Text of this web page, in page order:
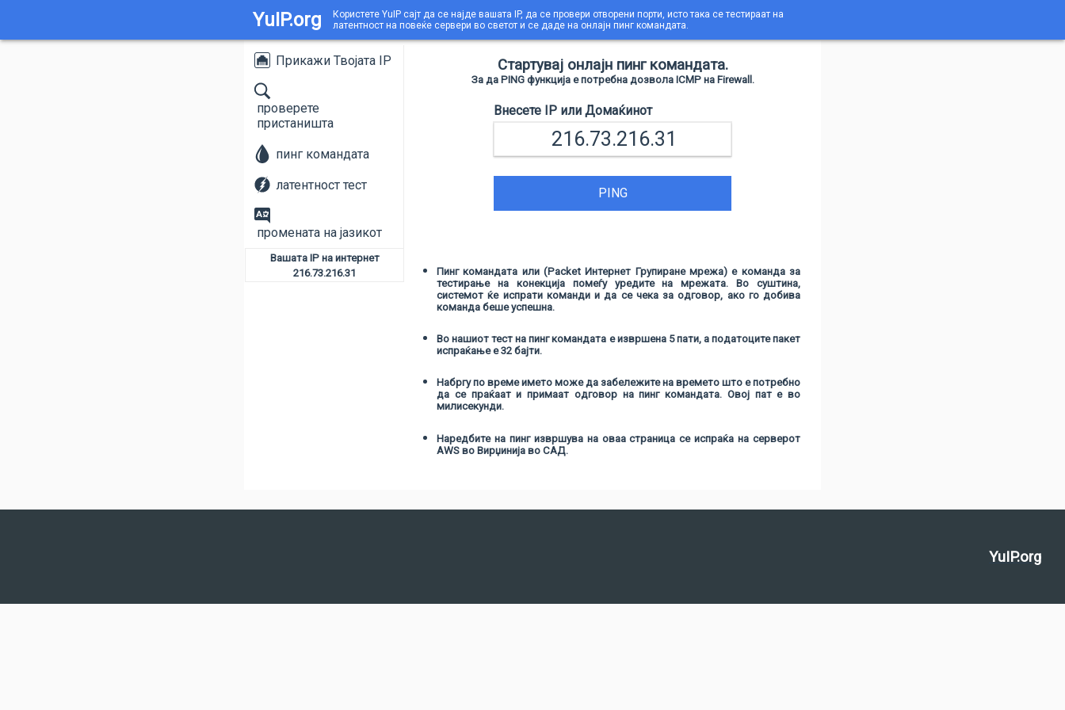
YuIP.org
Користете YuIP сајт да се најде вашата IP, да се провери отворени порти, исто така се тестираат на
латентност на повеќе сервери во светот и се даде на онлајн пинг командата.
Прикажи Твојата IP
проверете
пристаништа
пинг командата
латентност тест
промената на јазикот
Вашата IP на интернет
216.73.216.31
Стартувај онлајн пинг командата.
За да PING функција е потребна дозвола ICMP на Firewall.
Внесете IP или Домаќинот
PING
Пинг командата или (Packet Интернет Групиране мрежа) е команда за
тестирање на конекција помеѓу уредите на мрежата. Во суштина,
системот ќе испрати команди и да се чека за одговор, ако го добива
команда беше успешна.
Во нашиот тест на пинг командата е извршена 5 пати, а податоците пакет
испраќање е 32 бајти.
Набргу по време името може да забележите на времето што е потребно
да се праќаат и примаат одговор на пинг командата. Овој пат е во
милисекунди.
Наредбите на пинг извршува на оваа страница се испраќа на серверот
AWS во Вирџинија во САД.
YuIP.org